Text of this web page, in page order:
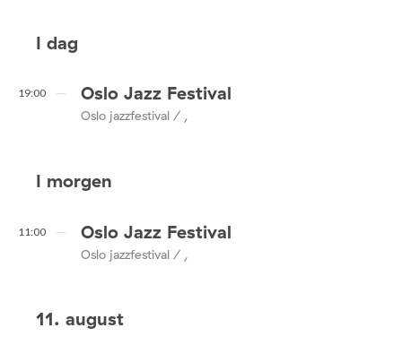
I dag
19:00 Oslo Jazz Festival
Oslo jazzfestival / ,
I morgen
11:00 Oslo Jazz Festival
Oslo jazzfestival / ,
11. august